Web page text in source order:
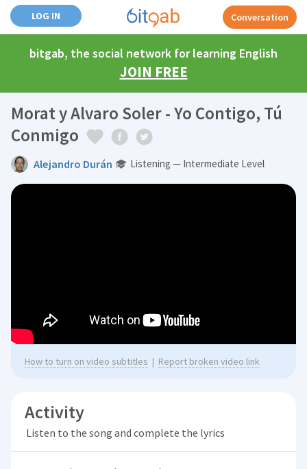
LOG IN Conversation
bitgab, the social network for learning English
JOIN FREE
Morat y Alvaro Soler - Yo Contigo, Tú
Conmigo
Alejandro Durán Listening — Intermediate Level
How to turn on video subtitles | Report broken video link
Activity
Listen to the song and complete the lyrics